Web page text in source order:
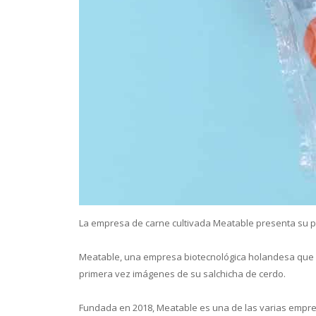
La empresa de carne cultivada Meatable presenta su
Meatable, una empresa biotecnológica holandesa
primera vez imágenes de su salchicha de cerdo.
Fundada en 2018, Meatable es una de las varias